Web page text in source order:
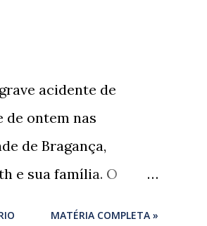
acidente de
ontem nas
de Bragança,
e sua família. O
MATÉRIA COMPLETA »